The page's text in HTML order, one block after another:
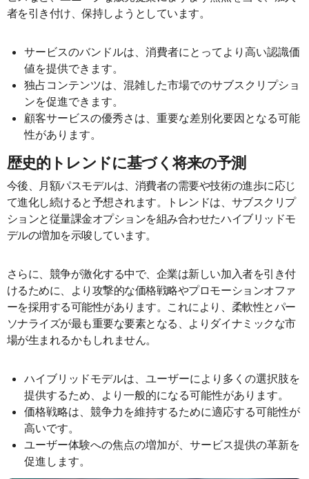
者を引き付け、保持しようとしています。
サービスのバンドルは、消費者にとってより高い認識価
値を提供できます。
独占コンテンツは、混雑した市場でのサブスクリプショ
ンを促進できます。
顧客サービスの優秀さは、重要な差別化要因となる可能
性があります。
歴史的トレンドに基づく将来の予測
今後、月額パスモデルは、消費者の需要や技術の進歩に応じ
て進化し続けると予想されます。トレンドは、サブスクリプ
ションと従量課金オプションを組み合わせたハイブリッドモ
デルの増加を示唆しています。
さらに、競争が激化する中で、企業は新しい加入者を引き付
けるために、より攻撃的な価格戦略やプロモーションオファ
ーを採用する可能性があります。これにより、柔軟性とパー
ソナライズが最も重要な要素となる、よりダイナミックな市
場が生まれるかもしれません。
ハイブリッドモデルは、ユーザーにより多くの選択肢を
提供するため、より一般的になる可能性があります。
価格戦略は、競争力を維持するために適応する可能性が
高いです。
ユーザー体験への焦点の増加が、サービス提供の革新を
促進します。